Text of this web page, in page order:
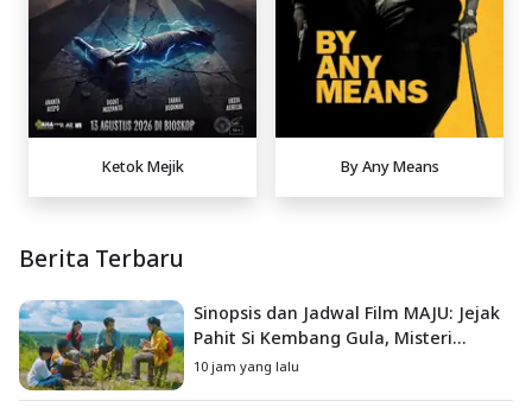
Ketok Mejik By Any Means
Berita Terbaru
Sinopsis dan Jadwal Film MAJU: Jejak
Pahit Si Kembang Gula, Misteri
Hilangnya Bagas di Lokasi Jambore
10 jam yang lalu